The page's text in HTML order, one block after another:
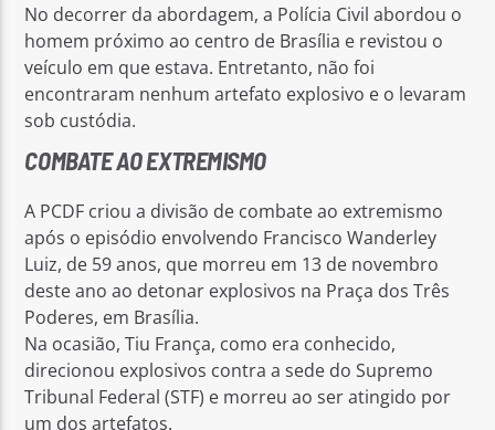
No decorrer da abordagem, a Polícia Civil abordou o
homem próximo ao centro de Brasília e revistou o
veículo em que estava. Entretanto, não foi
encontraram nenhum artefato explosivo e o levaram
sob custódia.
COMBATE AO EXTREMISMO
A PCDF criou a divisão de combate ao extremismo
após o episódio envolvendo Francisco Wanderley
Luiz, de 59 anos, que morreu em 13 de novembro
deste ano ao detonar explosivos na Praça dos Três
Poderes, em Brasília.
Na ocasião, Tiu França, como era conhecido,
direcionou explosivos contra a sede do Supremo
Tribunal Federal (STF) e morreu ao ser atingido por
um dos artefatos.